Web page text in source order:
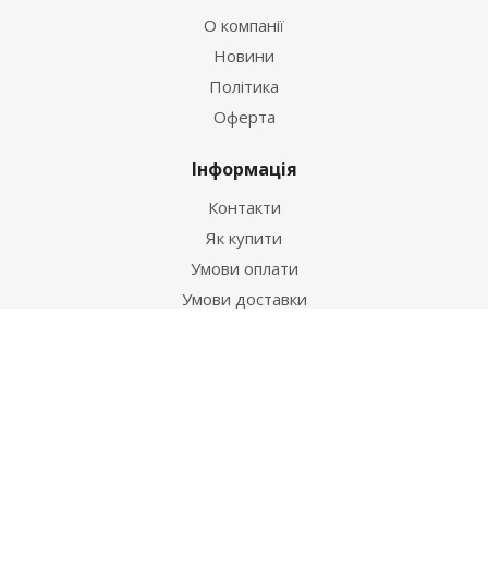
О компанії
Новини
Політика
Оферта
Інформація
Контакти
Як купити
Умови оплати
Умови доставки